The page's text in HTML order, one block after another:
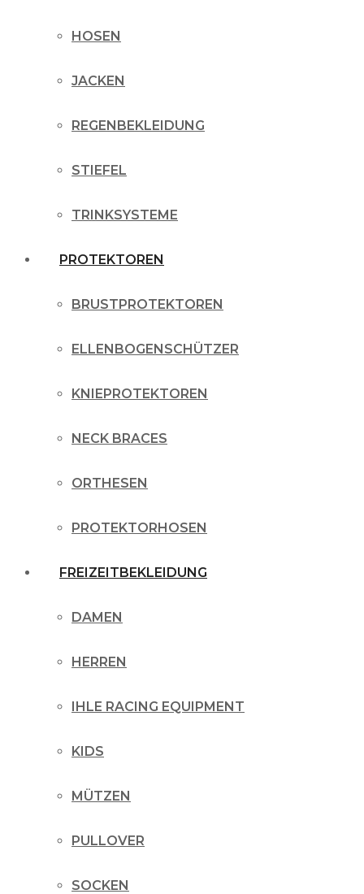
HOSEN
JACKEN
REGENBEKLEIDUNG
STIEFEL
TRINKSYSTEME
PROTEKTOREN
BRUSTPROTEKTOREN
ELLENBOGENSCHÜTZER
KNIEPROTEKTOREN
NECK BRACES
ORTHESEN
PROTEKTORHOSEN
FREIZEITBEKLEIDUNG
DAMEN
HERREN
IHLE RACING EQUIPMENT
KIDS
MÜTZEN
PULLOVER
SOCKEN